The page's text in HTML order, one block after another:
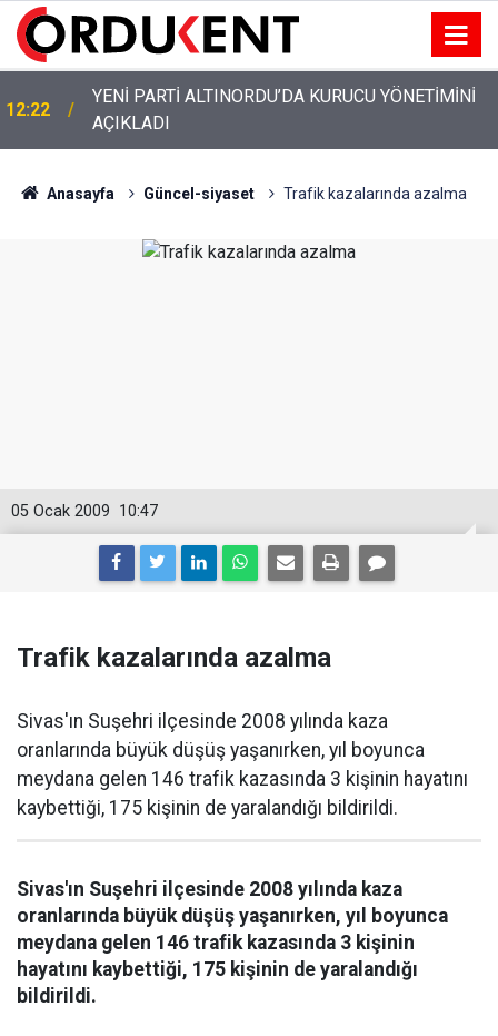
12:22
YENİ PARTİ ALTINORDU’DA KURUCU YÖNETİMİNİ
AÇIKLADI
Anasayfa Güncel-siyaset Trafik kazalarında azalma
10:47
05 Ocak 2009
Trafik kazalarında azalma
Sivas'ın Suşehri ilçesinde 2008 yılında kaza
oranlarında büyük düşüş yaşanırken, yıl boyunca
meydana gelen 146 trafik kazasında 3 kişinin hayatını
kaybettiği, 175 kişinin de yaralandığı bildirildi.
Sivas'ın Suşehri ilçesinde 2008 yılında kaza
oranlarında büyük düşüş yaşanırken, yıl boyunca
meydana gelen 146 trafik kazasında 3 kişinin
hayatını kaybettiği, 175 kişinin de yaralandığı
bildirildi.